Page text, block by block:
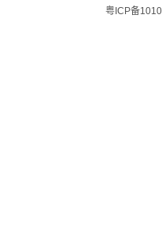
粤ICP备